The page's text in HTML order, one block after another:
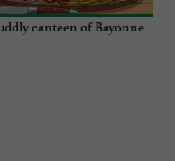
canteen of Bayonne